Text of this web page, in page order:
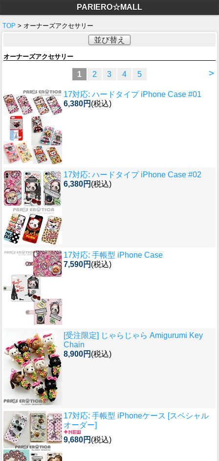
PARIERO☆MALL
TOP > オーナーズアクセサリー
並び替え
オーナーズアクセサリー
>
1 2 3 4 5
17対応: ハードタイプ iPhone Case #01
6,380円 (税込)
17対応: ハードタイプ iPhone Case #02
6,380円 (税込)
17対応: 手帳型 iPhone Case
7,590円 (税込)
[受注限定] じゃらじゃら Amigurumi Key
Chain
8,900円 (税込)
17対応: 手帳型 iPhoneケース [スペシャル
オーダー]
9,680円 (税込)